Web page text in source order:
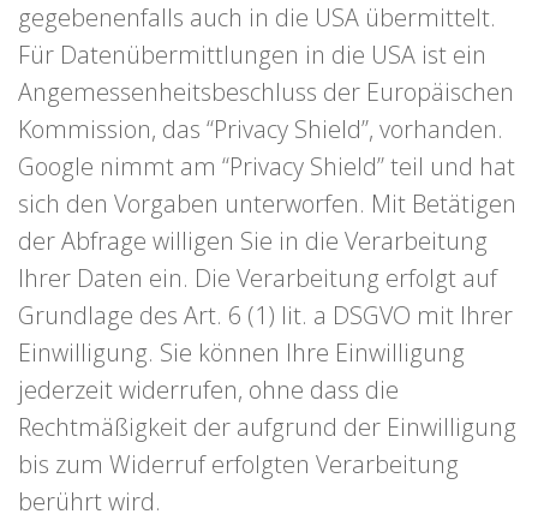
gegebenenfalls auch in die USA übermittelt.
Für Datenübermittlungen in die USA ist ein
Angemessenheitsbeschluss der Europäischen
Kommission, das “Privacy Shield”, vorhanden.
Google nimmt am “Privacy Shield” teil und hat
sich den Vorgaben unterworfen. Mit Betätigen
der Abfrage willigen Sie in die Verarbeitung
Ihrer Daten ein. Die Verarbeitung erfolgt auf
Grundlage des Art. 6 (1) lit. a DSGVO mit Ihrer
Einwilligung. Sie können Ihre Einwilligung
jederzeit widerrufen, ohne dass die
Rechtmäßigkeit der aufgrund der Einwilligung
bis zum Widerruf erfolgten Verarbeitung
berührt wird.